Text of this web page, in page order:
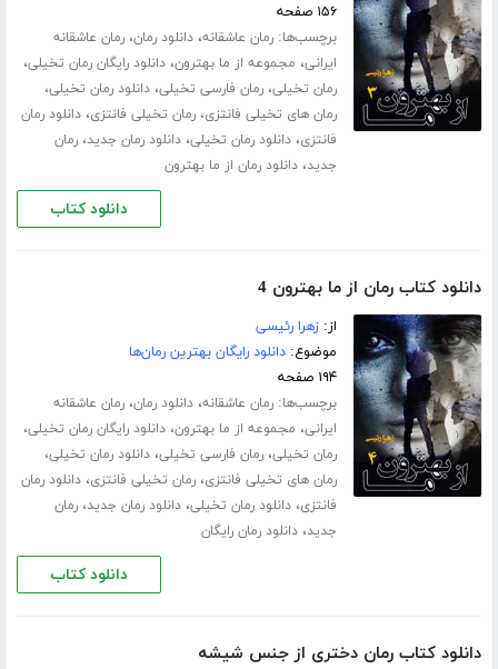
۱۵۶ صفحه
برچسب‌ها:رمان عاشقانه،دانلود رمان،رمان عاشقانه
ایرانی، مجموعه از ما بهترون،دانلود رایگان رمان تخیلی،
رمان تخیلی،رمان فارسی تخیلی،دانلود رمان تخیلی،
رمان های تخیلی فانتزی،رمان تخیلی فانتزی،دانلود رمان
فانتزی،دانلود رمان تخیلی،دانلود رمان جدید،رمان
جدید،دانلود رمان از ما بهترون
دانلود کتاب
دانلود کتاب رمان از ما بهترون 4
از:زهرا رئیسی
موضوع:دانلود رایگان بهترین رمان‌ها
۱۹۴ صفحه
برچسب‌ها:رمان عاشقانه،دانلود رمان،رمان عاشقانه
ایرانی، مجموعه از ما بهترون،دانلود رایگان رمان تخیلی،
رمان تخیلی،رمان فارسی تخیلی،دانلود رمان تخیلی،
رمان های تخیلی فانتزی،رمان تخیلی فانتزی،دانلود رمان
فانتزی،دانلود رمان تخیلی،دانلود رمان جدید،رمان
جدید،دانلود رمان رایگان
دانلود کتاب
دانلود کتاب رمان دختری از جنس شیشه